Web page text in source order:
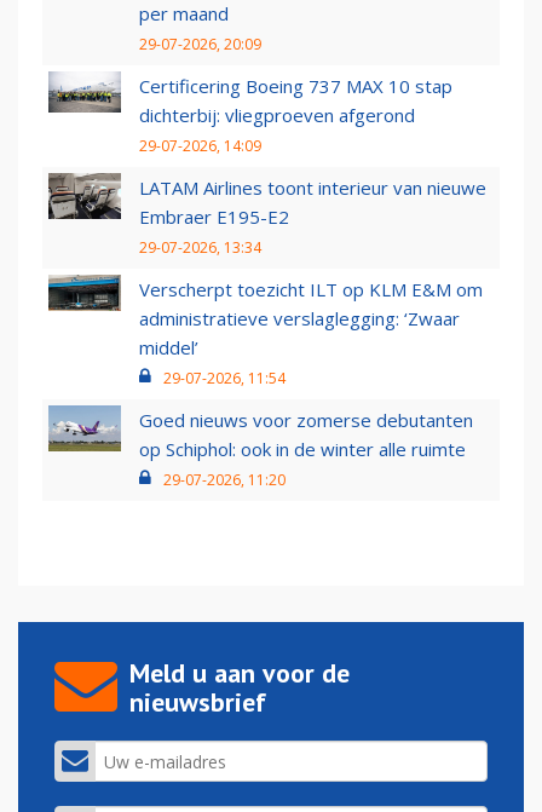
per maand
29-07-2026, 20:09
Certificering Boeing 737 MAX 10 stap
dichterbij: vliegproeven afgerond
29-07-2026, 14:09
LATAM Airlines toont interieur van nieuwe
Embraer E195-E2
29-07-2026, 13:34
Verscherpt toezicht ILT op KLM E&M om
administratieve verslaglegging: ‘Zwaar
middel’
29-07-2026, 11:54
Goed nieuws voor zomerse debutanten
op Schiphol: ook in de winter alle ruimte
29-07-2026, 11:20
Meld u aan voor de
nieuwsbrief